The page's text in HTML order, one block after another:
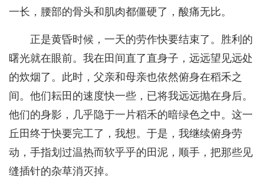
一长，腰部的骨头和肌肉都僵硬了，酸痛无比。
正是黄昏时候，一天的劳作快要结束了。胜利的
曙光就在眼前。我在田间直了直身子，远远望见远处
的炊烟了。此时，父亲和母亲也依然俯身在稻禾之
间。他们耘田的速度快一些，已将我远远抛在身后。
他们的身影，几乎隐于一片稻禾的暗绿色之中。这一
丘田终于快要完工了，我想。于是，我继续俯身劳
动，手指划过温热而软乎乎的田泥，顺手，把那些见
缝插针的杂草消灭掉。